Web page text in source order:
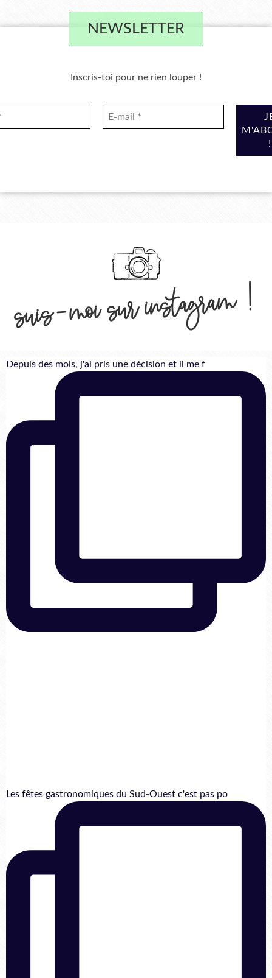
NEWSLETTER
Inscris-toi pour ne rien louper !
suis-moi sur instagram !
Depuis des mois, j'ai pris une décision et il me f
Les fêtes gastronomiques du Sud-Ouest c'est pas po